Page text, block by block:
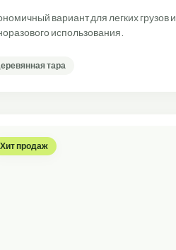
вариант для легких грузов и
использования.
тара
Хит продаж